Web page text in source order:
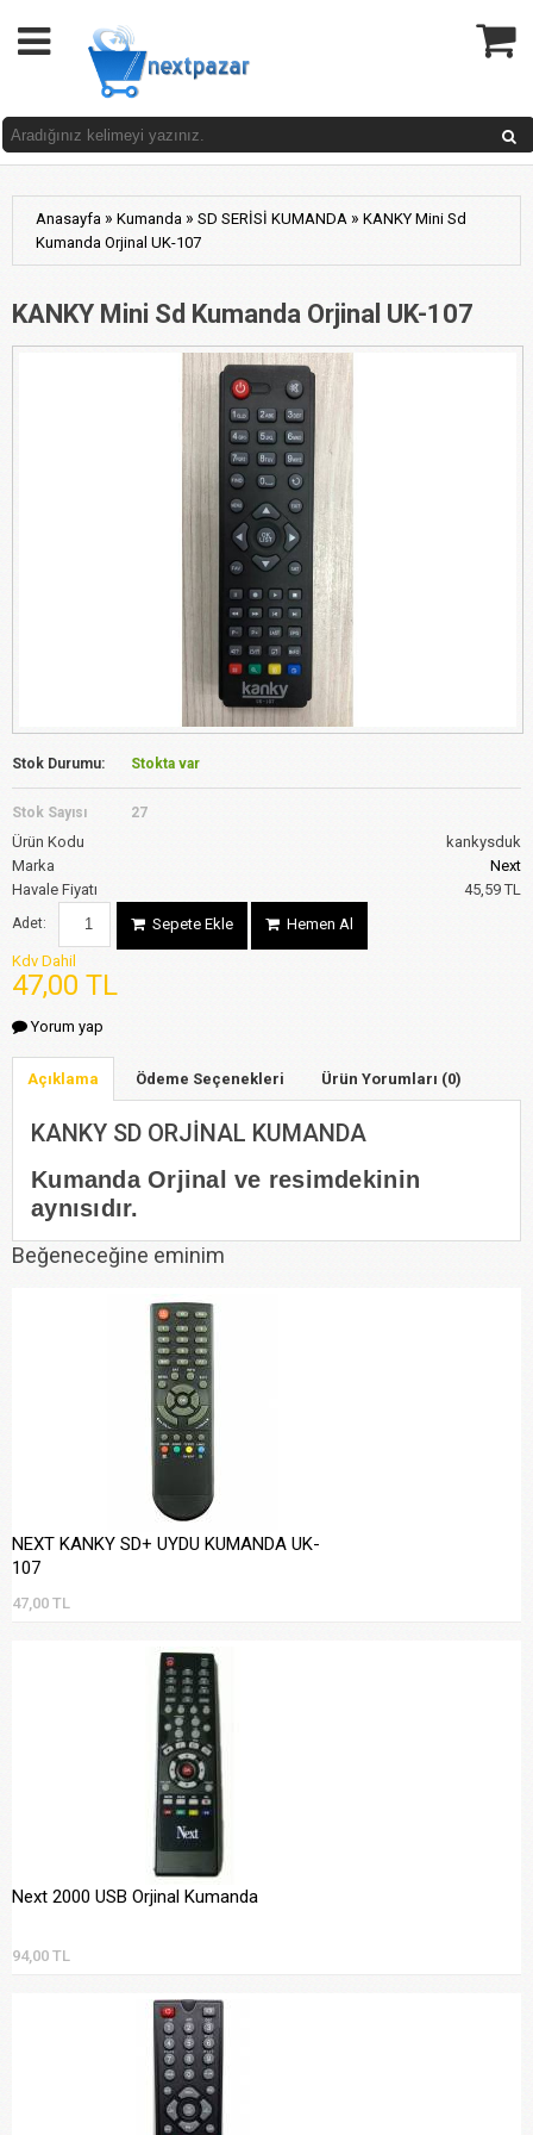
Anasayfa » Kumanda » SD SERİSİ KUMANDA » KANKY Mini Sd
Kumanda Orjinal UK-107
KANKY Mini Sd Kumanda Orjinal UK-107
Stok Durumu: Stokta var
Stok Sayısı 27
Ürün Kodu
kankysduk
Marka
Next
Havale Fiyatı
45,59 TL
Adet: Sepete Ekle Hemen Al
Kdv Dahil
47,00 TL
Yorum yap
Açıklama Ödeme Seçenekleri Ürün Yorumları (0)
KANKY SD ORJİNAL KUMANDA
Kumanda Orjinal ve resimdekinin
aynısıdır.
Beğeneceğine eminim
NEXT KANKY SD+ UYDU KUMANDA UK-
107
47,00 TL
Next 2000 USB Orjinal Kumanda
94,00 TL